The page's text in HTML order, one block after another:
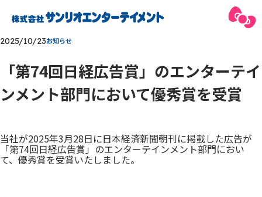
2025/10/23お知らせ
「第74回日経広告賞」のエンターテイ
ンメント部門において優秀賞を受賞
当社が2025年3月28日に日本経済新聞朝刊に掲載した広告が
「第74回日経広告賞」のエンターテインメント部門におい
て、優秀賞を受賞いたしました。